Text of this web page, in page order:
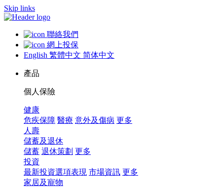
Skip links
聯絡我們
網上投保
English 繁體中文 简体中文
產品
個人保險
健康
危疾保障 醫療 意外及傷病 更多
人壽
儲蓄及退休
儲蓄 退休策劃 更多
投資
最新投資選項表現 市場資訊 更多
家居及寵物